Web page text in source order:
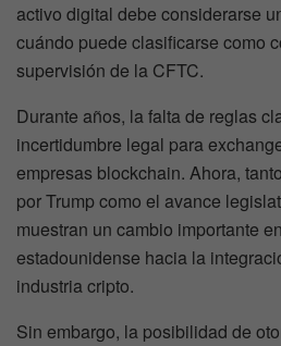
activo digital debe considerarse
cuándo puede clasificarse como
supervisión de la CFTC.
Durante años, la falta de reglas
incertidumbre legal para
empresas blockchain. Ahora,
por Trump como el avance
muestran un cambio importante
estadounidense hacia la
industria cripto.
Sin embargo, la posibilidad de